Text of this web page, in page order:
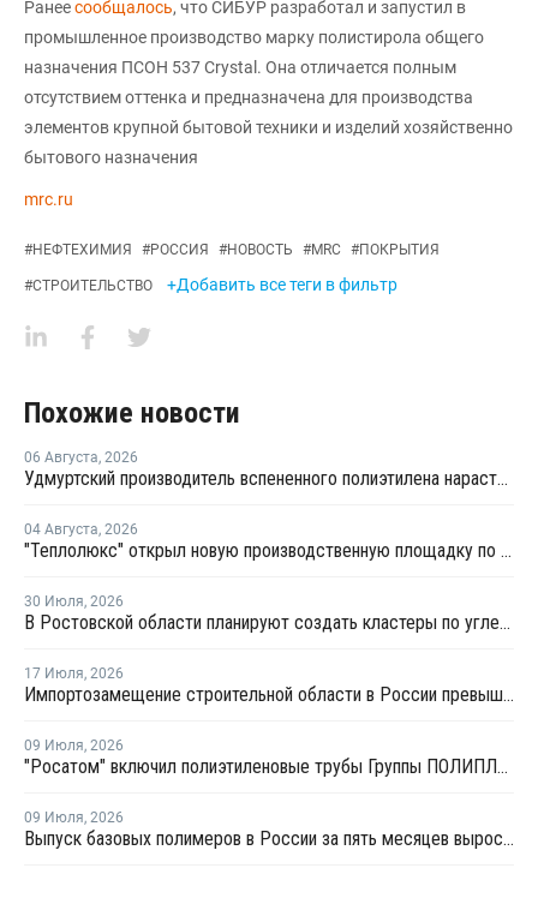
Ранеесообщалось, что СИБУР разработал и запустил в
промышленное производство марку полистирола общего
назначения ПСОН 537 Crystal. Она отличается полным
отсутствием оттенка и предназначена для производства
элементов крупной бытовой техники и изделий хозяйственно
бытового назначения
mrc.ru
#НЕФТЕХИМИЯ #РОССИЯ #НОВОСТЬ #MRC #ПОКРЫТИЯ
#СТРОИТЕЛЬСТВО +Добавить все теги в фильтр
Похожие новости
06 Августа, 2026
Удмуртский производитель вспененного полиэтилена нарастит выпуск на 15%
04 Августа, 2026
"Теплолюкс" открыл новую производственную площадку по выпуску инженерных систем
30 Июля, 2026
В Ростовской области планируют создать кластеры по углехимии и переработке полимеров
17 Июля, 2026
Импортозамещение строительной области в России превышает 98%
09 Июля, 2026
"Росатом" включил полиэтиленовые трубы Группы ПОЛИПЛАСТИК в Реестр инноваций
09 Июля, 2026
Выпуск базовых полимеров в России за пять месяцев вырос на 3,8%